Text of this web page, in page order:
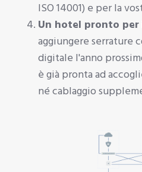
ISO 14001) e per la
Un hotel pronto
aggiungere serrature
digitale l'anno
è già pronta ad
né cablaggio